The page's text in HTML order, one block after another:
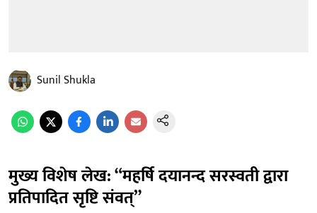
Sunil Shukla
मुख्य विशेष लेख: “महर्षि दयानन्द सरस्वती द्वारा
प्रतिपादित सृष्टि संवत्”